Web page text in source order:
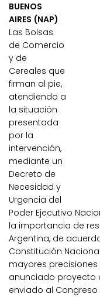
BUENOS
AIRES (NAP)
Las Bolsas
de Comercio
y de
Cereales que
firman al pie,
atendiendo a
la situación
presentada
por la
intervención,
mediante un
Decreto de
Necesidad y
Urgencia del
Poder Ejecutivo
la importancia de
Argentina, de
Constitución
mayores
anunciado proyecto
enviado al Congreso